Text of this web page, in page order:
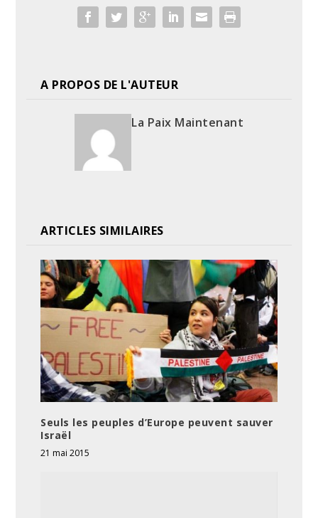
A PROPOS DE L'AUTEUR
La Paix Maintenant
ARTICLES SIMILAIRES
Seuls les peuples d’Europe peuvent sauver
Israël
21 mai 2015